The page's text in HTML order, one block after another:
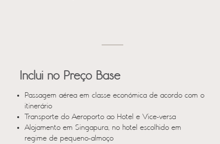
Inclui no Preço Base
Passagem aérea em classe económica de acordo com o
itinerário
Transporte do Aeroporto ao Hotel e Vice-versa
Alojamento em Singapura, no hotel escolhido em
regime de pequeno-almoço